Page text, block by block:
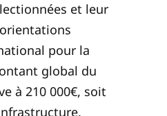
et leur
pour la
global du
à 210 000€, soit